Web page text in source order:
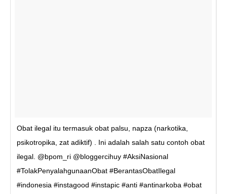
Obat ilegal itu termasuk obat palsu, napza (narkotika,
psikotropika, zat adiktif) . Ini adalah salah satu contoh obat
ilegal. @bpom_ri @bloggercihuy #AksiNasional
#TolakPenyalahgunaanObat #BerantasObatIlegal
#indonesia #instagood #instapic #anti #antinarkoba #obat